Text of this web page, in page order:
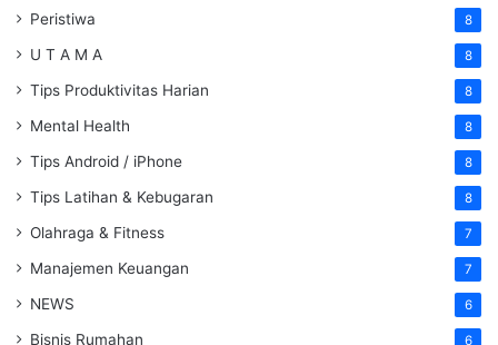
Peristiwa 8
U T A M A 8
Tips Produktivitas Harian 8
Mental Health 8
Tips Android / iPhone 8
Tips Latihan & Kebugaran 8
Olahraga & Fitness 7
Manajemen Keuangan 7
NEWS 6
Bisnis Rumahan 6